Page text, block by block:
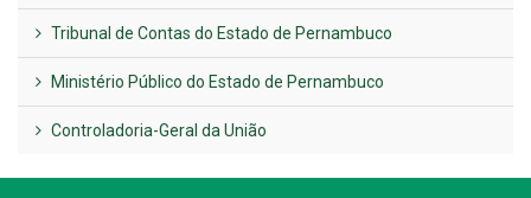
Tribunal de Contas do Estado de Pernambuco
Ministério Público do Estado de Pernambuco
Controladoria-Geral da União